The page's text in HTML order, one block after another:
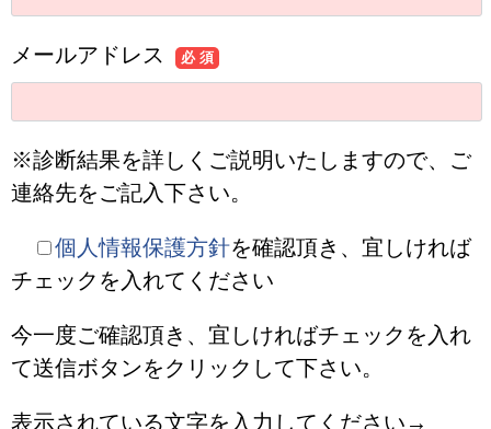
メールアドレス 必 須
※診断結果を詳しくご説明いたしますので、ご
連絡先をご記入下さい。
個人情報保護方針を確認頂き、宜しければ
チェックを入れてください
今一度ご確認頂き、宜しければチェックを入れ
て送信ボタンをクリックして下さい。
表示されている文字を入力してください→